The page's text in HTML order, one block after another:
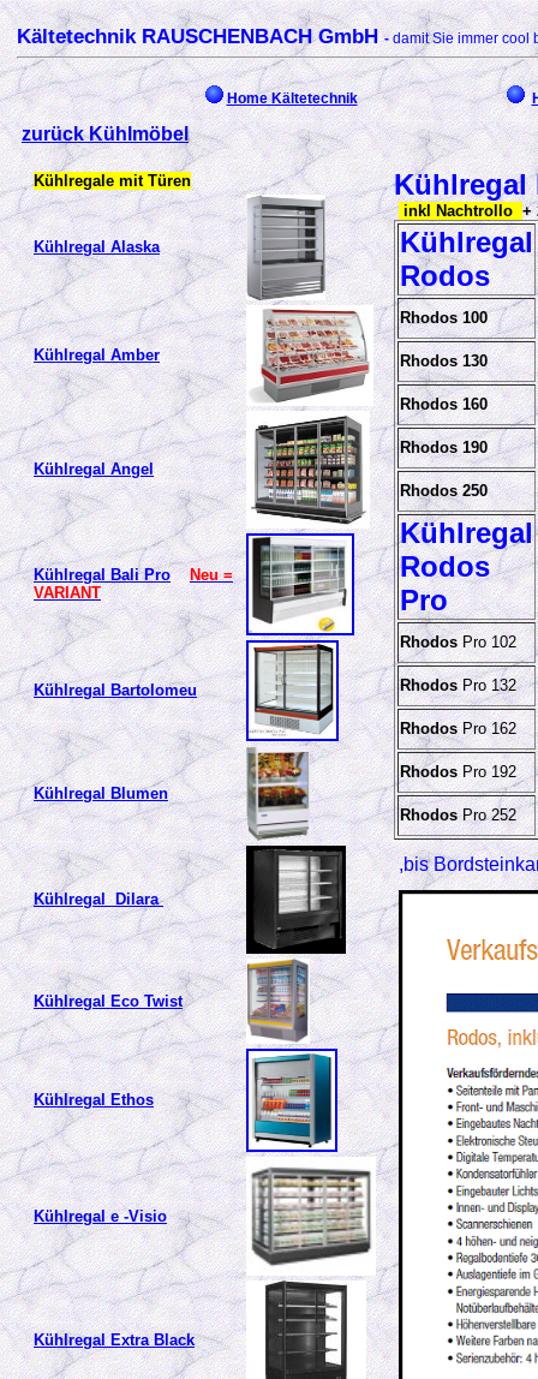
Kältetechnik RAUSCHENBACH GmbH-damit Sie immer cool
Home Kältetechnik
zurück Kühlmöbel
Kühlregale mit Türen
Kühlregal Alaska
Kühlregal Amber
Kühlregal Angel
Kühlregal Bali Pro
Neu =
VARIANT
Kühlregal Bartolomeu
Kühlregal Blumen
Kühlregal Dilara
Kühlregal Eco Twist
Kühlregal Ethos
Kühlregal e -Visio
Kühlregal Extra Black
Kühlregal
inkl Nachtrollo +
Kühlregal
Rodos
Rhodos 100
Rhodos 130
Rhodos 160
Rhodos 190
Rhodos 250
Kühlregal
Rodos
Pro
RhodosPro 102
RhodosPro 132
RhodosPro 162
RhodosPro 192
RhodosPro 252
,bis